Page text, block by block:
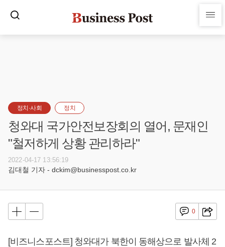
정치·사회 정치
청와대 국가안전보장회의 열어, 문재인
"철저하게 상황 관리하라"
2022-04-17 13:56:19
김대철 기자 - dckim@businesspost.co.kr
0
[비즈니스포스트] 청와대가 북한이 동해상으로 발사체 2